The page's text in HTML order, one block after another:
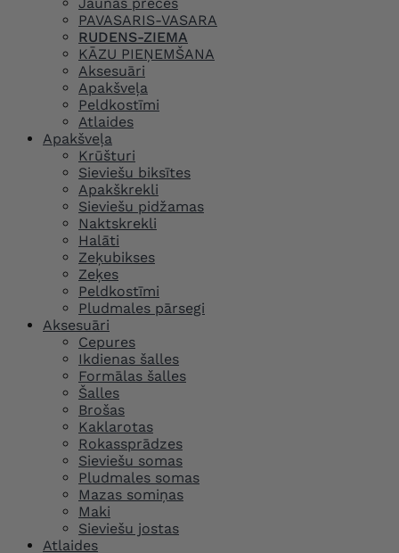
PAVASARIS-VASARA
RUDENS-ZIEMA
KĀZU PIEŅEMŠANA
Aksesuāri
Apakšveļa
Peldkostīmi
Atlaides
Apakšveļa
Krūšturi
Sieviešu biksītes
Apakškrekli
Sieviešu pidžamas
Naktskrekli
Halāti
Zeķubikses
Zeķes
Peldkostīmi
Pludmales pārsegi
Aksesuāri
Cepures
Ikdienas šalles
Formālas šalles
Šalles
Brošas
Kaklarotas
Rokassprādzes
Sieviešu somas
Pludmales somas
Mazas somiņas
Maki
Sieviešu jostas
Atlaides